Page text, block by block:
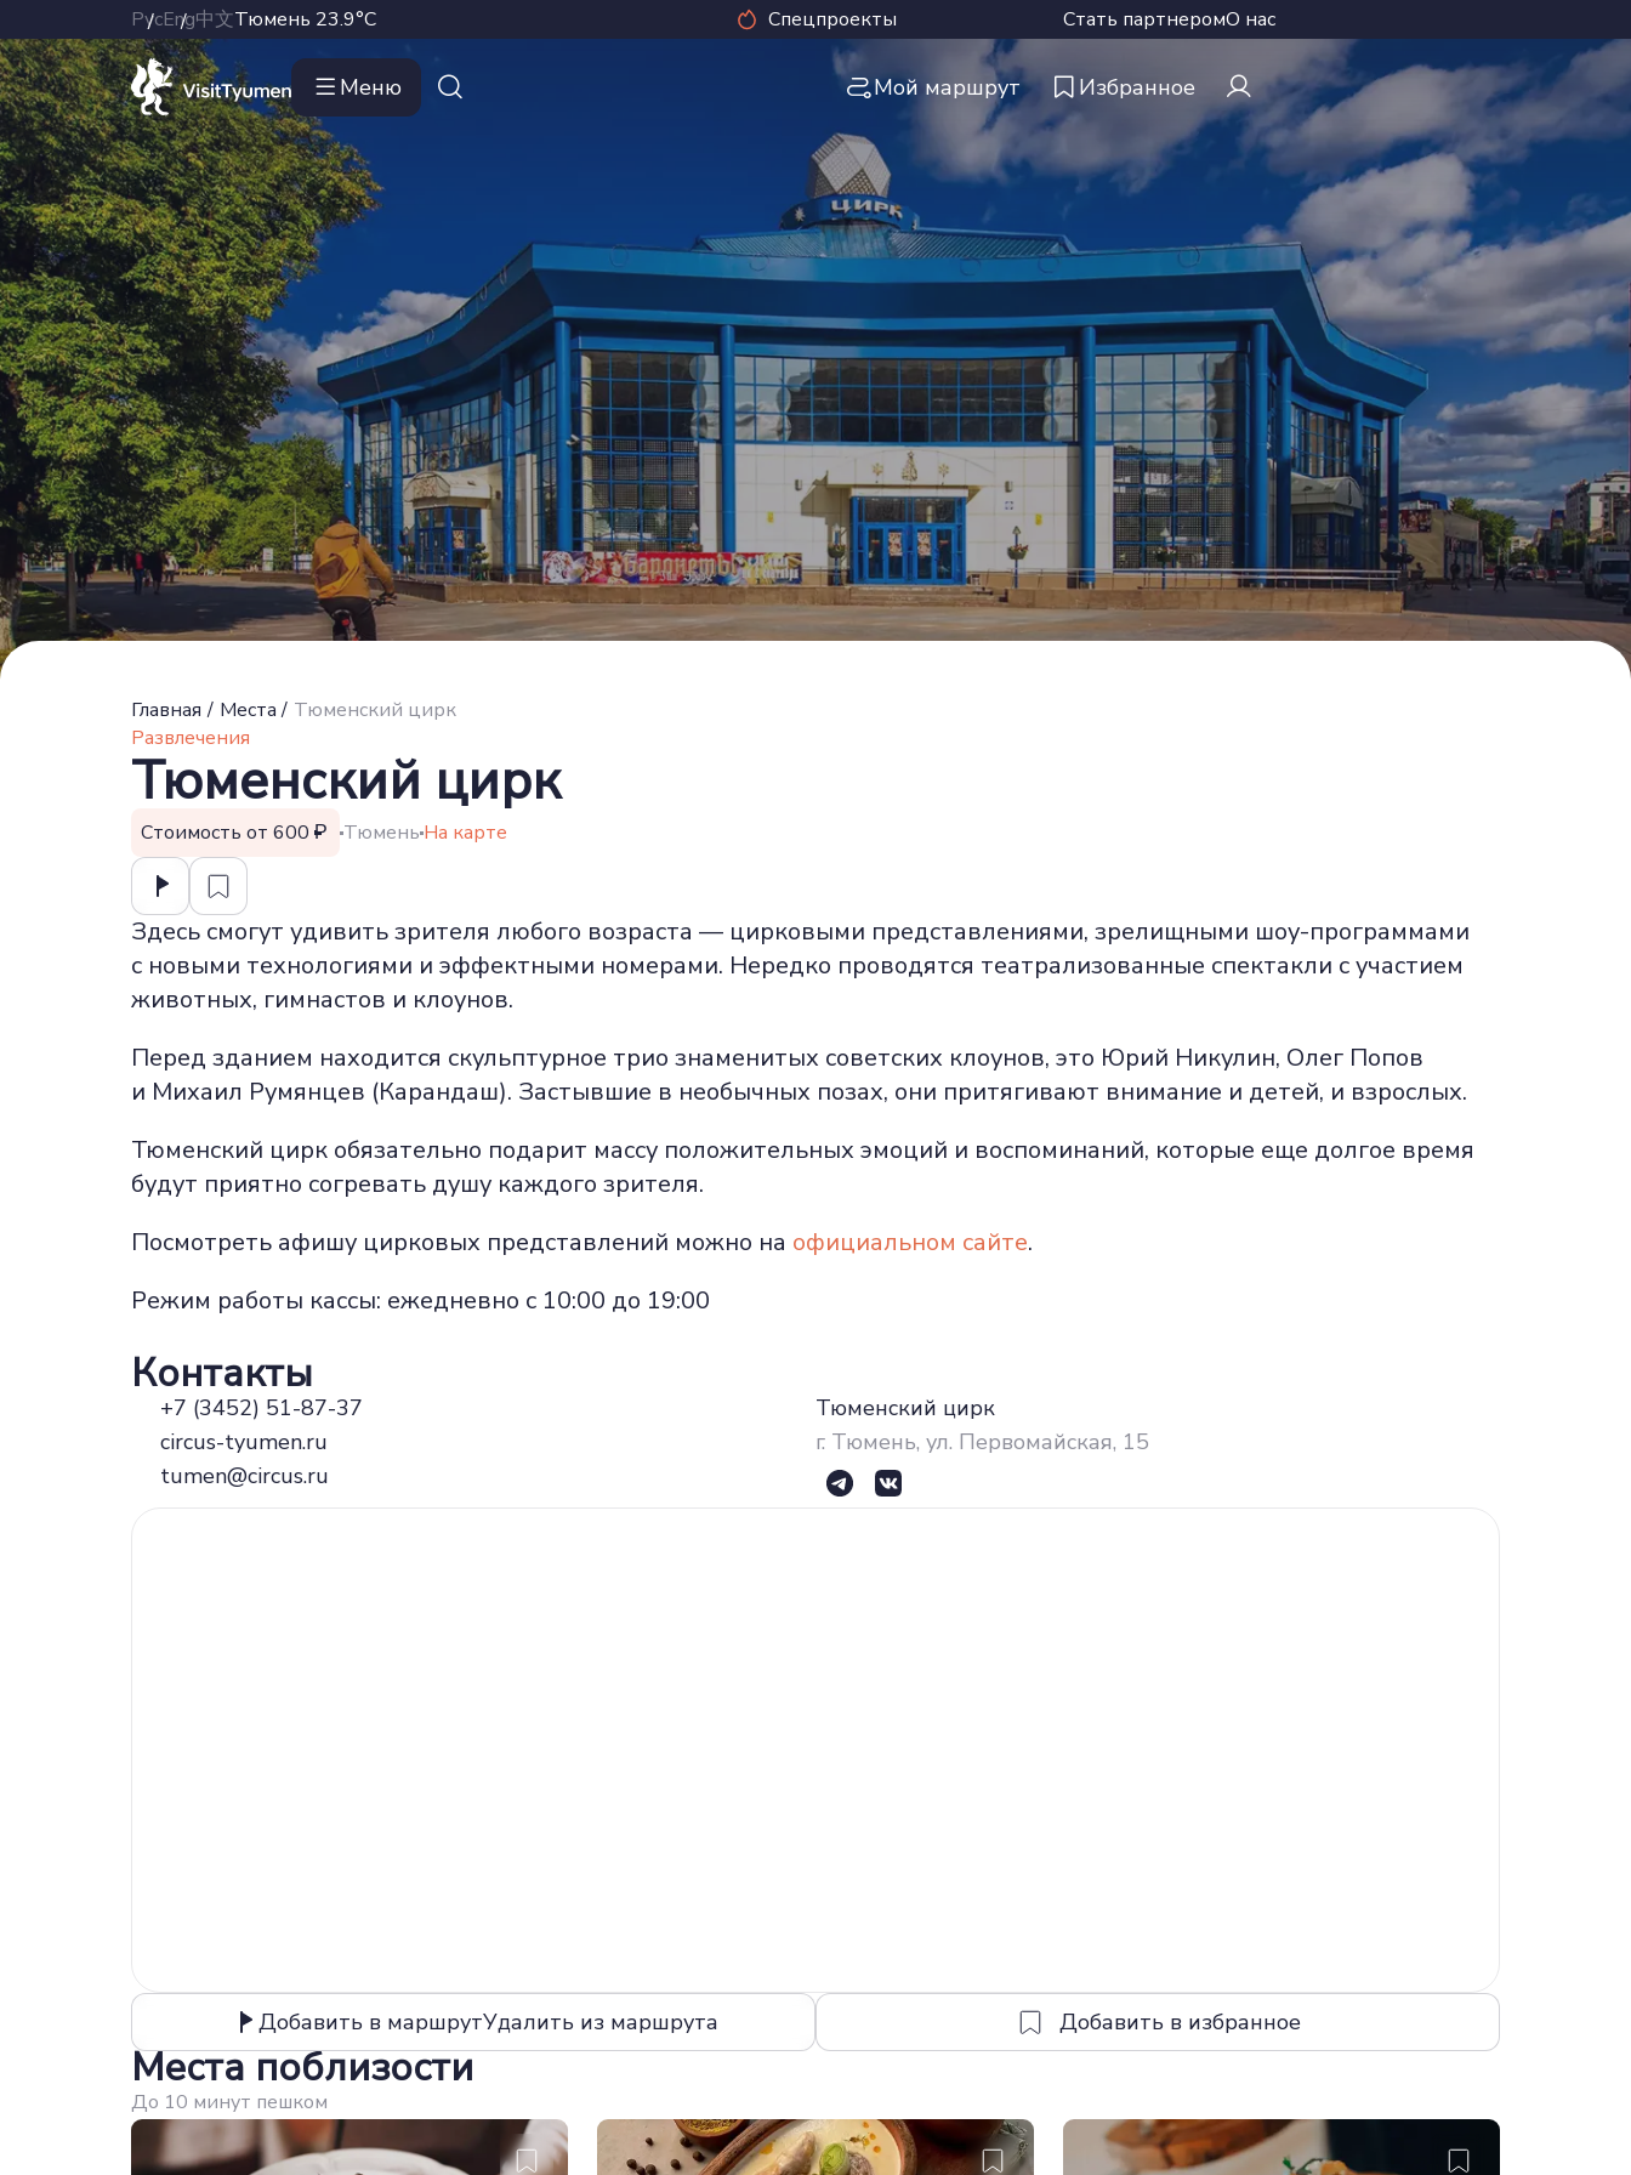
РусEng中文Тюмень 23.9°C Спецпроекты Стать партнеромО нас
Меню Мой маршрут Избранное
Главная / Места / Тюменский цирк
Развлечения
Тюменский цирк
Стоимость от 600 ТюменьНа карте
Здесь смогут удивить зрителя любого возраста — цирковыми представлениями, зрелищными шоу-программами
с новыми технологиями и эффектными номерами. Нередко проводятся театрализованные спектакли с участием
животных, гимнастов и клоунов.
Перед зданием находится скульптурное трио знаменитых советских клоунов, это Юрий Никулин, Олег Попов
и Михаил Румянцев (Карандаш). Застывшие в необычных позах, они притягивают внимание и детей, и взрослых.
Тюменский цирк обязательно подарит массу положительных эмоций и воспоминаний, которые еще долгое время
будут приятно согревать душу каждого зрителя.
Посмотреть афишу цирковых представлений можно на официальном сайте.
Режим работы кассы: ежедневно с 10:00 до 19:00
Контакты
+7 (3452) 51-87-37
circus-tyumen.ru
tumen@circus.ru
Тюменский цирк
г. Тюмень, ул. Первомайская, 15
Добавить в маршрутУдалить из маршрута
Места поблизости
До 10 минут пешком